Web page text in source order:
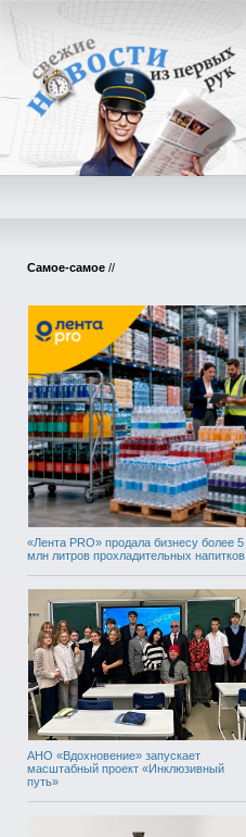
Самое-самое //
«Лента PRO» продала бизнесу более 5
млн литров прохладительных напитков
АНО «Вдохновение» запускает
масштабный проект «Инклюзивный
путь»